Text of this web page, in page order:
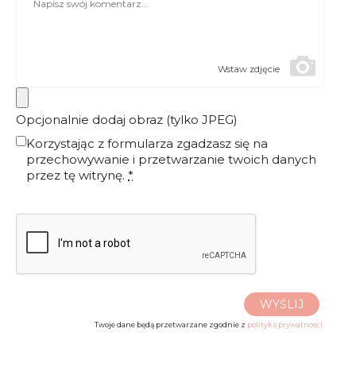
Wstaw zdjęcie
Opcjonalnie dodaj obraz (tylko JPEG)
Korzystając z formularza zgadzasz się na
przechowywanie i przetwarzanie twoich danych
przez tę witrynę. *
WYŚLIJ
Twoje dane będą przetwarzane zgodnie z polityką prywatności.